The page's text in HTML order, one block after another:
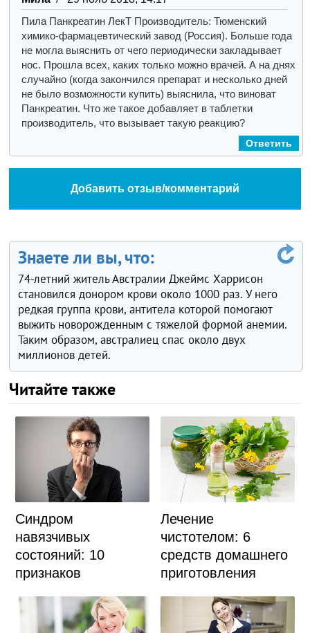
Пила Панкреатин ЛекТ Производитель: Тюменский
химико-фармацевтический завод (Россия). Больше года
не могла выяснить от чего периодически закладывает
нос. Прошла всех, каких только можно врачей. А на днях
случайно (когда закончился препарат и несколько дней
не было возможности купить) выяснила, что виноват
Панкреатин. Что же такое добавляет в таблетки
производитель, что вызывает такую реакцию?
Ответить
Добавить отзыв/комментарий
Знаете ли вы, что:
74-летний житель Австралии Джеймс Харрисон
становился донором крови около 1000 раз. У него
редкая группа крови, антитела которой помогают
выжить новорожденным с тяжелой формой анемии.
Таким образом, австралиец спас около двух
миллионов детей.
Читайте также
Синдром
навязчивых
состояний: 10
признаков
Лечение
чистотелом: 6
средств домашнего
приготовления